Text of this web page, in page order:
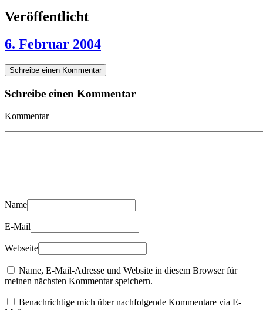
Veröffentlicht
6. Februar 2004
Schreibe einen Kommentar
Schreibe einen Kommentar
Kommentar
Name
E-Mail
Webseite
Name, E-Mail-Adresse und Website in diesem Browser für
meinen nächsten Kommentar speichern.
Benachrichtige mich über nachfolgende Kommentare via E-